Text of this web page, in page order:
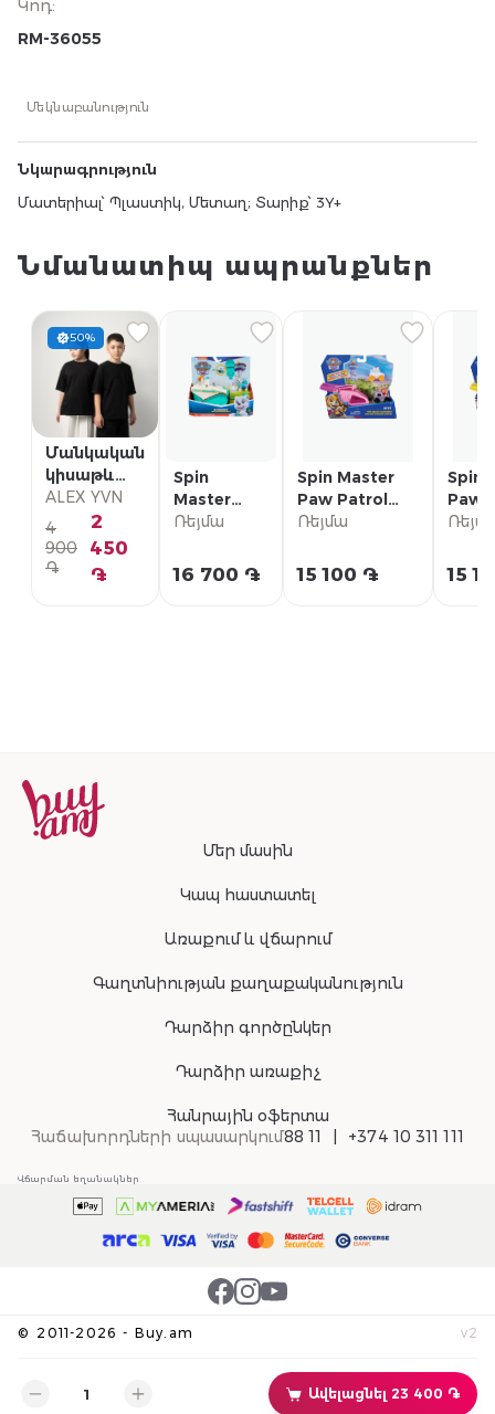
Կոդ:
RM-36055
Մեկնաբանություն
Ավելացնել 23 400 ֏
Նկարագրություն
Մատերիալ՝ Պլաստիկ, Մետաղ; Տարիք՝ 3Y+
Նմանատիպ ապրանքներ
50%
Մանկական
կիսաթև
շապիկ
ALEX YVN
4
900
֏
2
450
֏
Spin
Master
Ֆիգուրներ
«Everest
Deluxe
Ռեյմա
16 700 ֏
Spin Master
Paw Patrol
արձակիչ
«Սքայ»
Ռեյմա
15 100 ֏
Spin
Paw
15
Մեր մասին
Կապ հաստատել
Առաքում և վճարում
Գաղտնիության քաղաքականություն
Դարձիր գործընկեր
Դարձիր առաքիչ
Հանրային օֆերտա
Հաճախորդների սպասարկում88 11 +374 10 311 111
© 2011-2026 - Buy.am v2
Վճարման եղանակներ